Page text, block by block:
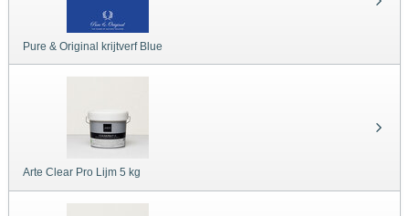
Pure & Original krijtverf Blue
Arte Clear Pro Lijm 5 kg